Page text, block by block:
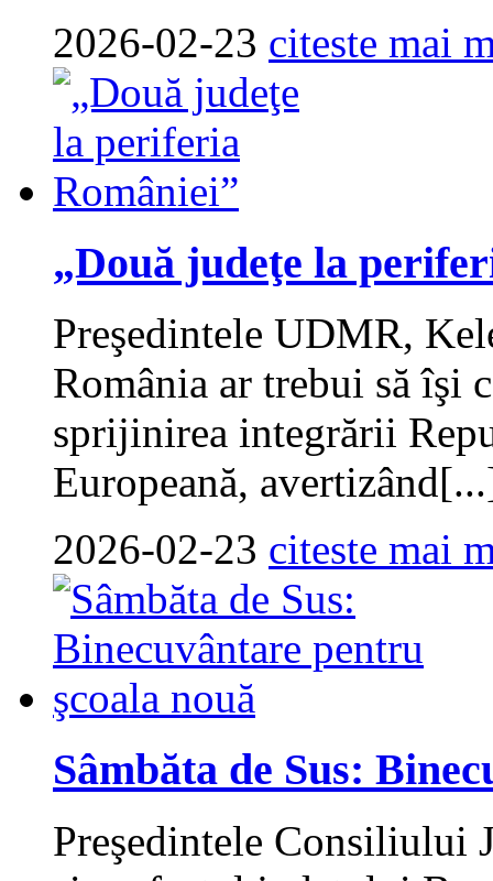
2026-02-23 citeste mai
„Două judeţe la
Preşedintele UDMR,
România ar trebui să îşi
sprijinirea integrării
Europeană,
2026-02-23 citeste mai
Sâmbăta de Sus:
Preşedintele Consiliului